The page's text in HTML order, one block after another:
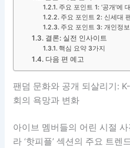
주요 포인트 1: ‘공개’에
주요 포인트 2: 신세대
주요 포인트 3: 개인정
결론: 실전 인사이트
핵심 요약 3가지
다음 편 예고
팬덤 문화와 공개 되살리기:
회의 욕망과 변화
아이브 멤버들의 어린 시절
라 ‘핫피플’ 섹션의 주요 트